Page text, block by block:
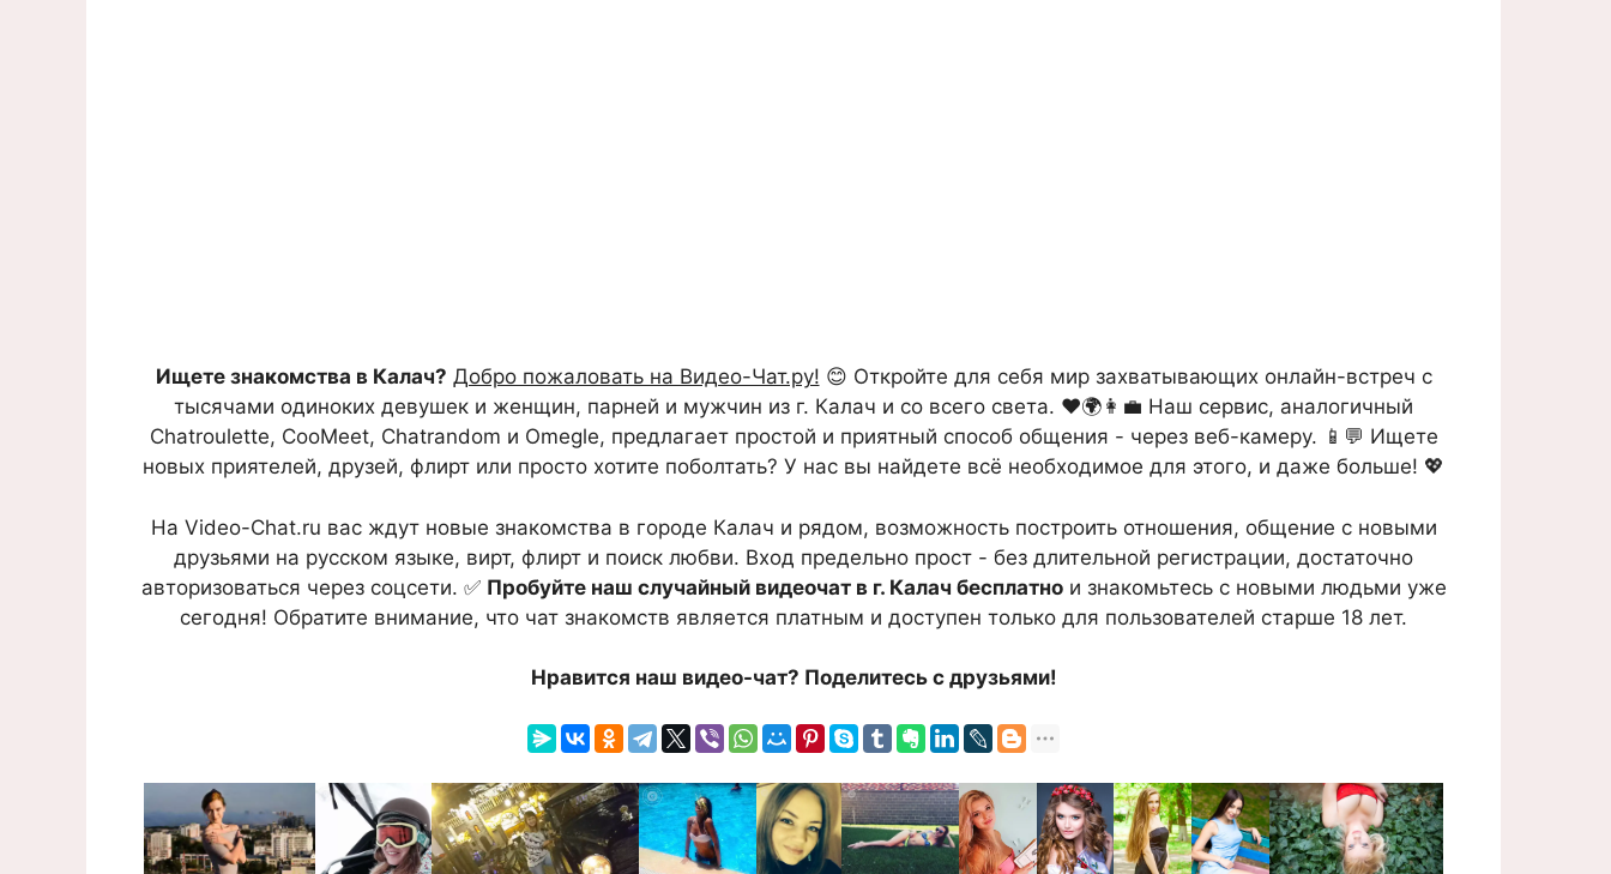
Ищете знакомства в Калач? Добро пожаловать на Видео-Чат.ру! 😊 Откройте для себя мир захватывающих онлайн-встреч с
тысячами одиноких девушек и женщин, парней и мужчин из г. Калач и со всего света. ❤️🌍👩‍💼 Наш сервис, аналогичный
Chatroulette, CooMeet, Chatrandom и Omegle, предлагает простой и приятный способ общения - через веб-камеру. 📱💬 Ищете
новых приятелей, друзей, флирт или просто хотите поболтать? У нас вы найдете всё необходимое для этого, и даже больше! 💖
На Video-Chat.ru вас ждут новые знакомства в городе Калач и рядом, возможность построить отношения, общение с новыми
друзьями на русском языке, вирт, флирт и поиск любви. Вход предельно прост - без длительной регистрации, достаточно
авторизоваться через соцсети. ✅ Пробуйте наш случайный видеочат в г. Калач бесплатнои знакомьтесь с новыми людьми уже
сегодня! Обратите внимание, что чат знакомств является платным и доступен только для пользователей старше 18 лет.
Нравится наш видео-чат? Поделитесь с друзьями!